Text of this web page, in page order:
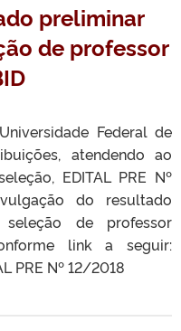
preliminar
de professor
Federal de
atendendo ao
EDITAL PRE Nº
do resultado
de professor
link a seguir:
PRE Nº 12/2018